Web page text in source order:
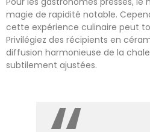
magie de rapidité notable.
cette expérience culinaire peut
Privilégiez des récipients en
diffusion harmonieuse de la
subtilement ajustées.